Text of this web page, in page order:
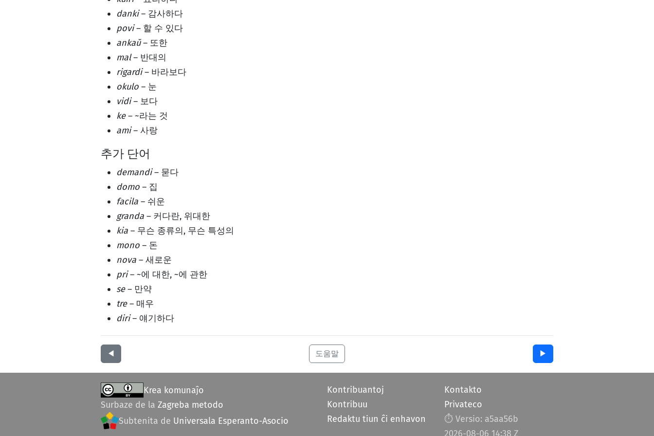
danki– 감사하다
povi– 할 수 있다
ankaŭ– 또한
mal– 반대의
rigardi– 바라보다
okulo – 눈
vidi– 보다
ke– ~라는 것
ami– 사랑
추가 단어
demandi– 묻다
domo – 집
facila – 쉬운
granda – 커다란, 위대한
kia – 무슨 종류의, 무슨 특성의
mono – 돈
nova – 새로운
pri– ~에 대한, ~에 관한
se– 만약
tre– 매우
diri– 얘기하다
◀︎ 도움말 ▶︎
Krea komunaĵo
Surbaze de la Zagreba metodo
Subtenita de Universala Esperanto-Asocio
Kontribuantoj
Kontribuu
Redaktu tiun ĉi enhavon
Kontakto
Privateco
⏱︎ Versio: a5aa56b
2026-08-06 14:38 Z